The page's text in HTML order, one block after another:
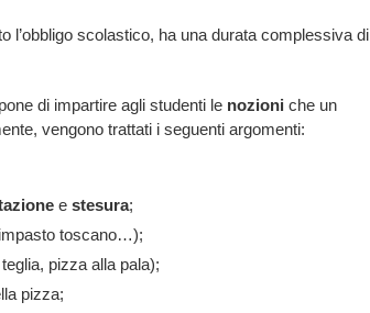
l’obbligo scolastico, ha una durata complessiva di
di impartire agli studenti le nozioni che un
vengono trattati i seguenti argomenti:
e stesura;
toscano…);
pizza alla pala);
pizza;